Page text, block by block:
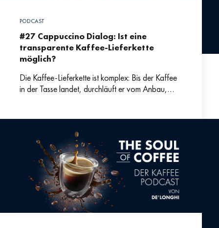
PODCAST
#27 Cappuccino Dialog: Ist eine
transparente Kaffee-Lieferkette
möglich?
Die Kaffee-Lieferkette ist komplex: Bis der Kaffee
in der Tasse landet, durchläuft er vom Anbau,